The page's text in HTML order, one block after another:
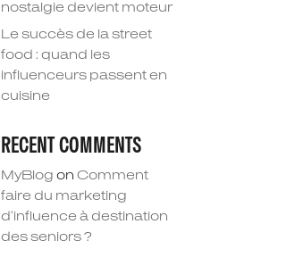
nostalgie devient moteur
Le succès de la street
food : quand les
influenceurs passent en
cuisine
RECENT COMMENTS
MyBlog onComment
faire du marketing
d’influence à destination
des seniors ?